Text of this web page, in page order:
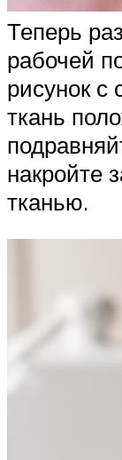
Теперь
рабочей
рисунок
ткань
накройте
тканью.